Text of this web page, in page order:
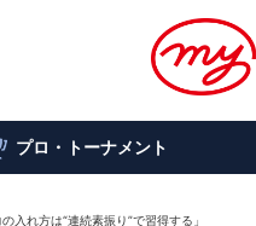
プロ・トーナメント
入れ方は“連続素振り”で習得する」